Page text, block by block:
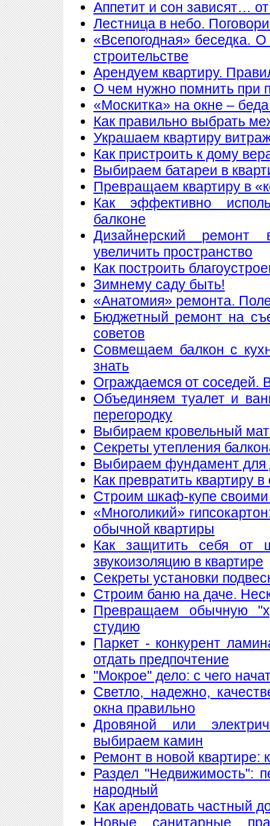
Аппетит и сон зависят…
Лестница в небо.
«Всепогодная» беседка.
строительстве
Арендуем квартиру.
О чем нужно помнить при
«Москитка» на окне –
Как правильно выбрать
Украшаем квартиру
Как пристроить к дому
Выбираем батареи в
Превращаем квартиру в
Как эффективно
балконе
Дизайнерский
увеличить пространство
Как построить
Зимнему саду быть!
«Анатомия» ремонта.
Бюджетный ремонт на
советов
Совмещаем балкон с
знать
Ограждаемся от соседей.
Объединяем туалет и
перегородку
Выбираем кровельный
Секреты утепления
Выбираем фундамент для
Как превратить квартиру
Строим шкаф-купе
«Многоликий»
обычной квартиры
Как защитить себя от
звукоизоляцию в квартире
Секреты установки
Строим баню на даче.
Превращаем обычную
студию
Паркет - конкурент
отдать предпочтение
"Мокрое" дело: с чего
Светло, надежно,
окна правильно
Дровяной или
выбираем камин
Ремонт в новой квартире:
Раздел "Недвижимость":
народный
Как арендовать частный
Новые санитарные